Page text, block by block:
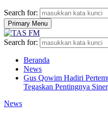
Search for:
Primary Menu
Search for:
Beranda
News
Gus Qowim Hadiri
Tegaskan Pentingnya
News